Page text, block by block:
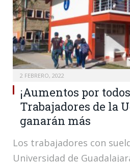
2 FEBRERO, 2022
¡Aumentos por
Trabajadores de la
ganarán más
Los trabajadores con
Universidad de